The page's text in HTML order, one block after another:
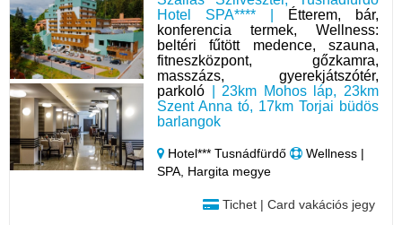
Hotel SPA**** |
Étterem, bár,
konferencia termek, Wellness:
beltéri fűtött medence, szauna,
fitneszközpont, gőzkamra,
masszázs, gyerekjátszótér,
parkoló | 23km Mohos láp, 23km
Szent Anna tó, 17km Torjai büdös
barlangok
Hotel*** Tusnádfürdő
Wellness |
SPA, Hargita megye
Tichet | Card vakációs jegy